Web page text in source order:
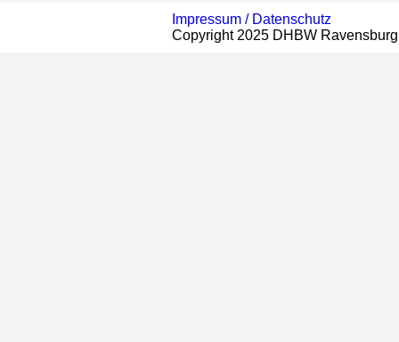
Impressum / Datenschutz
Copyright 2025 DHBW Ravensburg